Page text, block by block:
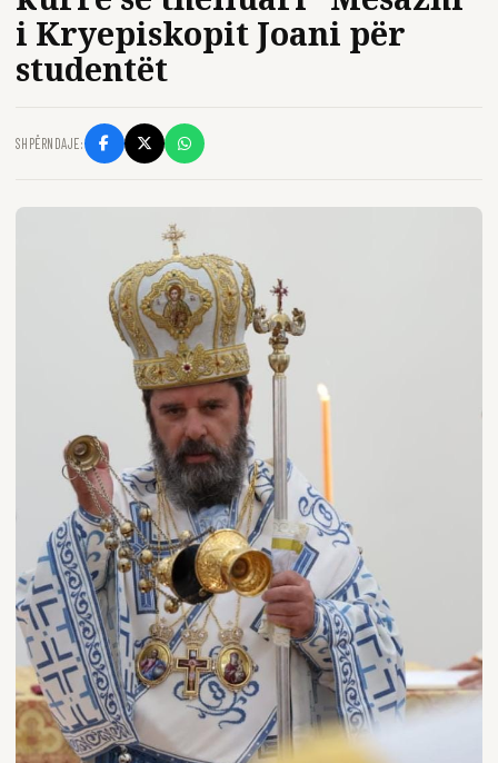
i Kryepiskopit Joani për
studentët
SHPËRNDAJE: